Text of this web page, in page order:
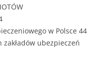
w Polsce 44
ubezpieczeń